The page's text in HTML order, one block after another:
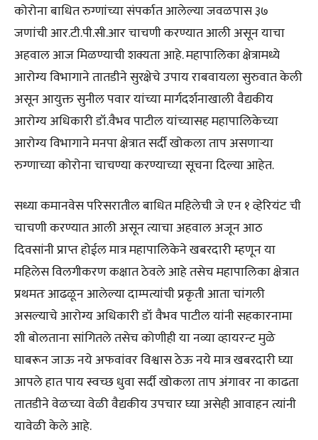
कोरोना बाधित रुग्णांच्या संपर्कात आलेल्या जवळपास ३७
जणांची आर.टी.पी.सी.आर चाचणी करण्यात आली असून याचा
अहवाल आज मिळण्याची शक्यता आहे. महापालिका क्षेत्रामध्ये
आरोग्य विभागाने तातडीने सुरक्षेचे उपाय राबवायला सुरुवात केली
असून आयुक्त सुनील पवार यांच्या मार्गदर्शनाखाली वैद्यकीय
आरोग्य अधिकारी डॉ.वैभव पाटील यांच्यासह महापालिकेच्या
आरोग्य विभागाने मनपा क्षेत्रात सर्दी खोकला ताप असणाऱ्या
रुग्णाच्या कोरोना चाचण्या करण्याच्या सूचना दिल्या आहेत.
सध्या कमानवेस परिसरातील बाधित महिलेची जे एन १ व्हेरियंट ची
चाचणी करण्यात आली असून त्याचा अहवाल अजून आठ
दिवसांनी प्राप्त होईल मात्र महापालिकेने खबरदारी म्हणून या
महिलेस विलगीकरण कक्षात ठेवले आहे तसेच महापालिका क्षेत्रात
प्रथमतः आढळून आलेल्या दाम्पत्यांची प्रकृती आता चांगली
असल्याचे आरोग्य अधिकारी डॉ वैभव पाटील यांनी सहकारनामा
शी बोलताना सांगितले तसेच कोणीही या नव्या व्हायरन्ट मुळे
घाबरून जाऊ नये अफवांवर विश्वास ठेऊ नये मात्र खबरदारी घ्या
आपले हात पाय स्वच्छ धुवा सर्दी खोकला ताप अंगावर ना काढता
तातडीने वेळच्या वेळी वैद्यकीय उपचार घ्या असेही आवाहन त्यांनी
यावेळी केले आहे.